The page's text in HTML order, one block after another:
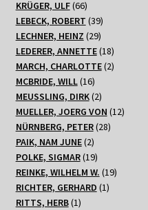
Produkte
KRÜGER, ULF 6666
Produkte
LEBECK, ROBERT 3939
Produkte
LECHNER, HEINZ 2929
Produkte
LEDERER, ANNETTE 1818
Produkte
MARCH, CHARLOTTE 22
MCBRIDE, WILL 1616
Produkte
MEUSSLING, DIRK 22
Produkte
MUELLER, JOERG VON 1212
NÜRNBERG, PETER 2828
PAIK, NAM JUNE 22
Produkte
POLKE, SIGMAR 1919
Produkte
REINKE, WILHELM W. 1919
RICHTER, GERHARD 11
RITTS, HERB 11